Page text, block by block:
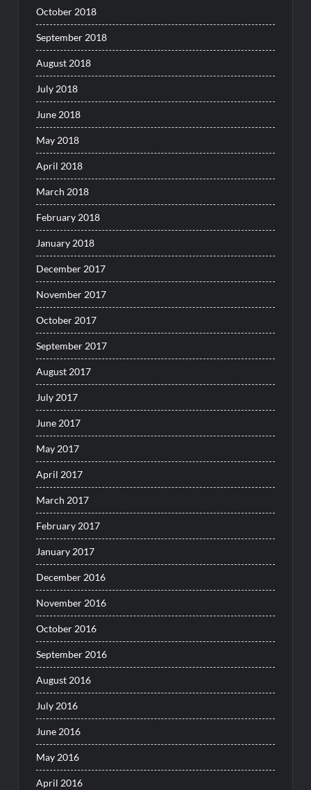
October 2018
September 2018
August 2018
July 2018
June 2018
May 2018
April 2018
March 2018
February 2018
January 2018
December 2017
November 2017
October 2017
September 2017
August 2017
July 2017
June 2017
May 2017
April 2017
March 2017
February 2017
January 2017
December 2016
November 2016
October 2016
September 2016
August 2016
July 2016
June 2016
May 2016
April 2016